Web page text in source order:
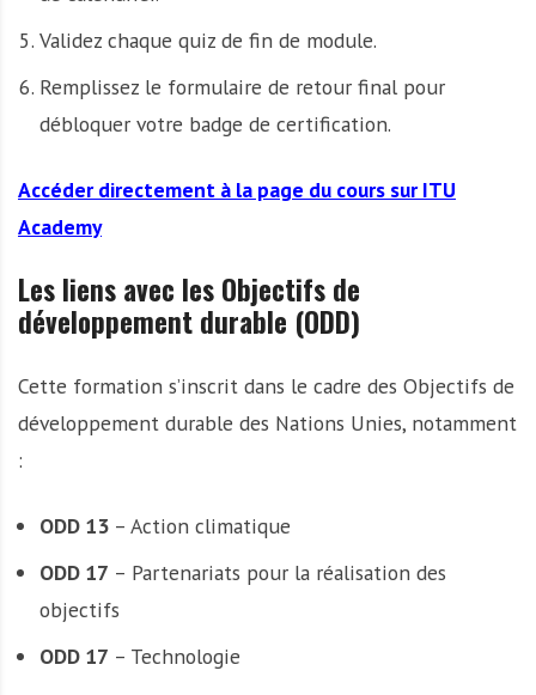
Validez chaque quiz de fin de module.
Remplissez le formulaire de retour final pour
débloquer votre badge de certification.
Accéder directement à la page du cours sur ITU
Academy
Les liens avec les Objectifs de
développement durable (ODD)
Cette formation s’inscrit dans le cadre des Objectifs de
développement durable des Nations Unies, notamment
:
ODD 13– Action climatique
ODD 17 – Partenariats pour la réalisation des
objectifs
ODD 17 – Technologie